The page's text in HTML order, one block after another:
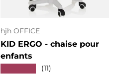
hjh OFFICE
KID ERGO - chaise pour
enfants
(11)
Choisir les options